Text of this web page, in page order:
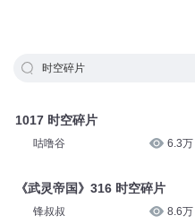
时空碎片
1017 时空碎片
咕噜谷 6.3万
《武灵帝国》316 时空碎片
锋叔叔 8.6万